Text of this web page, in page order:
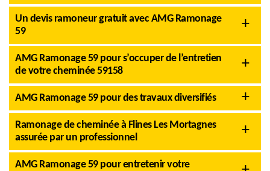
Un devis ramoneur gratuit avec AMG Ramonage
59
AMG Ramonage 59 pour s’occuper de l’entretien
de votre cheminée 59158
AMG Ramonage 59 pour des travaux diversifiés
Ramonage de cheminée à Flines Les Mortagnes
assurée par un professionnel
AMG Ramonage 59 pour entretenir votre